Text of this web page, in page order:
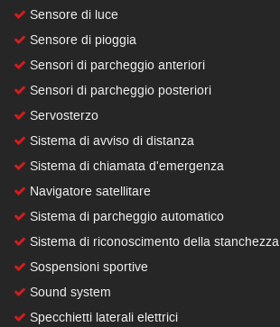
Sensore di luce
Sensore di pioggia
Sensori di parcheggio anteriori
Sensori di parcheggio posteriori
Servosterzo
Sistema di avviso di distanza
Sistema di chiamata d'emergenza
Navigatore satellitare
Sistema di parcheggio automatico
Sistema di riconoscimento della stanchezza
Sospensioni sportive
Sound system
Specchietti laterali elettrici